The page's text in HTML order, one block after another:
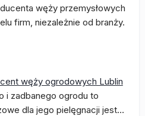
węży przemysłowych
firm, niezależnie od branży.
węży ogrodowych Lublin
i zadbanego ogrodu to
dla jego pielęgnacji jest…